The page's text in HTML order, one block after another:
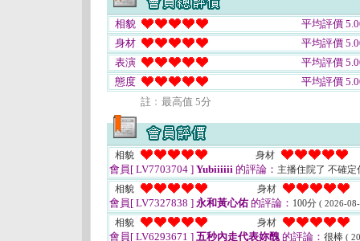
相貌
平均評價
身材
平均評價
表演
平均評價
態度
平均評價
註﹕最高值 5分
相貌 身材
會員[ LV7703704 ] Yubiiiiii 的評論： 主播住院了 不確
相貌
身材
會員[ LV7327838 ] 永和黃心佑 的評論： 100分 ( 2026-
相貌 身材
會員[ LV6293671 ] 五秒內走代表妳醜的評論： 很棒 (